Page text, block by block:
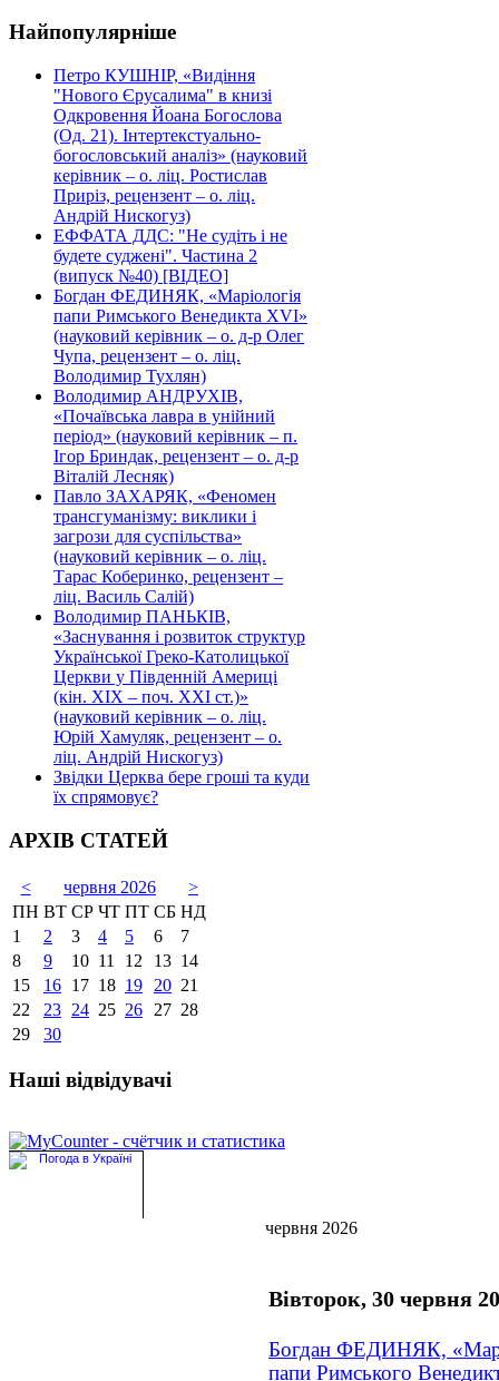
Найпопулярніше
Петро КУШНІР, «Видіння
"Нового Єрусалима" в книзі
Одкровення Йоана Богослова
(Од. 21). Інтертекстуально-
богословський аналіз» (науковий
керівник – о. ліц. Ростислав
Приріз, рецензент – о. ліц.
Андрій Нискогуз)
ЕФФАТА ДДС: "Не судіть і не
будете суджені". Частина 2
(випуск №40) [ВІДЕО]
Богдан ФЕДИНЯК, «Маріологія
папи Римського Венедикта XVI»
(науковий керівник – о. д-р Олег
Чупа, рецензент – о. ліц.
Володимир Тухлян)
Володимир АНДРУХІВ,
«Почаївська лавра в унійний
період» (науковий керівник – п.
Ігор Бриндак, рецензент – о. д-р
Віталій Лесняк)
Павло ЗАХАРЯК, «Феномен
трансгуманізму: виклики і
загрози для суспільства»
(науковий керівник – о. ліц.
Тарас Коберинко, рецензент –
ліц. Василь Салій)
Володимир ПАНЬКІВ,
«Заснування і розвиток структур
Української Греко-Католицької
Церкви у Південній Америці
(кін. ХІХ – поч. ХХІ ст.)»
(науковий керівник – о. ліц.
Юрій Хамуляк, рецензент – о.
ліц. Андрій Нискогуз)
Звідки Церква бере гроші та куди
їх спрямовує?
АРХІВ СТАТЕЙ
< червня 2026
>
ПН ВТ СР ЧТ ПТ СБ НД
1
2 3 4 5 6
7
8
9 10 11 12 13 14
15
16 17 18 19 20 21
22
23 24 25 26 27 28
29
30
Наші відвідувачі
червня 2026
Вівторок, 30 червня
Богдан ФЕДИНЯК,
папи Римського